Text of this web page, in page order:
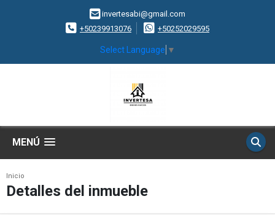
invertesabi@gmail.com
+50239913076
+50252029595
Select Language ▼
MENÚ
Inicio
Detalles del inmueble